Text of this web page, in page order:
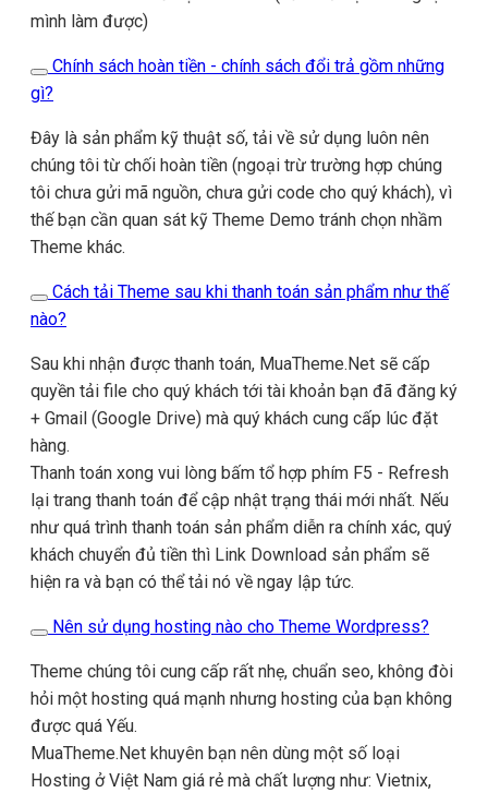
mình làm được)
Chính sách hoàn tiền - chính sách đổi trả gồm những
gì?
Đây là sản phẩm kỹ thuật số, tải về sử dụng luôn nên
chúng tôi từ chối hoàn tiền (ngoại trừ trường hợp chúng
tôi chưa gửi mã nguồn, chưa gửi code cho quý khách), vì
thế bạn cần quan sát kỹ Theme Demo tránh chọn nhầm
Theme khác.
Cách tải Theme sau khi thanh toán sản phẩm như thế
nào?
Sau khi nhận được thanh toán, MuaTheme.Net sẽ cấp
quyền tải file cho quý khách tới tài khoản bạn đã đăng ký
+ Gmail (Google Drive) mà quý khách cung cấp lúc đặt
hàng.
Thanh toán xong vui lòng bấm tổ hợp phím F5 - Refresh
lại trang thanh toán để cập nhật trạng thái mới nhất. Nếu
như quá trình thanh toán sản phẩm diễn ra chính xác, quý
khách chuyển đủ tiền thì Link Download sản phẩm sẽ
hiện ra và bạn có thể tải nó về ngay lập tức.
Nên sử dụng hosting nào cho Theme Wordpress?
Theme chúng tôi cung cấp rất nhẹ, chuẩn seo, không đòi
hỏi một hosting quá mạnh nhưng hosting của bạn không
được quá Yếu.
MuaTheme.Net khuyên bạn nên dùng một số loại
Hosting ở Việt Nam giá rẻ mà chất lượng như: Vietnix,